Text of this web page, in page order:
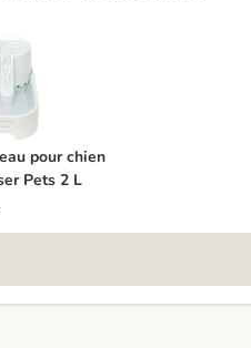
eau pour chien et chat Closer Pets
pour chien
Pets 2 L